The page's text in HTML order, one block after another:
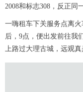
2008和标志308，反正同
一嗨租车下关服务点离
后，9点，便出发前往
上路过大理古城，远观